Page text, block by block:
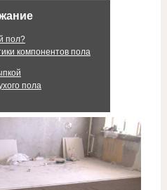
пол?
компонентов пола
пола